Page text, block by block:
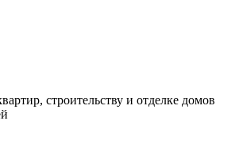
строительству и отделке домов